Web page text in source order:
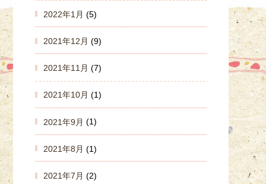
2022年1月 (5)
2021年12月 (9)
2021年11月 (7)
2021年10月 (1)
2021年9月 (1)
2021年8月 (1)
2021年7月 (2)